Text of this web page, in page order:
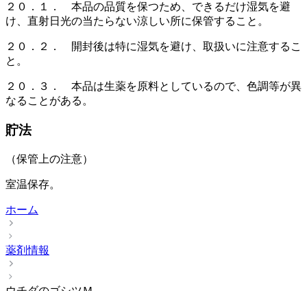
２０．１． 本品の品質を保つため、できるだけ湿気を避
け、直射日光の当たらない涼しい所に保管すること。
２０．２． 開封後は特に湿気を避け、取扱いに注意するこ
と。
２０．３． 本品は生薬を原料としているので、色調等が異
なることがある。
貯法
（保管上の注意）
室温保存。
ホーム
薬剤情報